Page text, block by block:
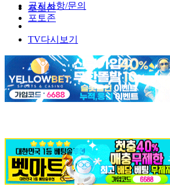
포토존
공지사항/문의
포토존
TV다시보기